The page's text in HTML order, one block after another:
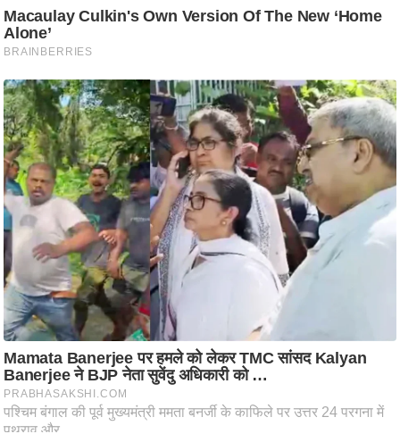
त्रा
रि
ले
श
न
शि
प
रा
ज
नी
ति
वि
श्ले
ष
स
म
सा